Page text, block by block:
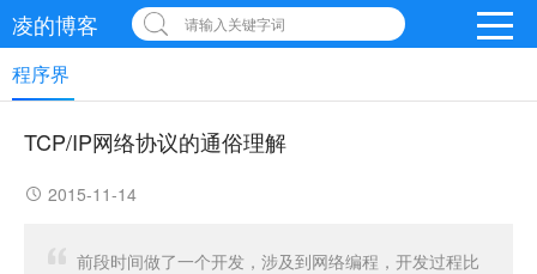
凌的博客 请输入关键字词
程序界
TCP/IP网络协议的通俗理解
2015-11-14
前段时间做了一个开发，涉及到网络编程，开发过程比